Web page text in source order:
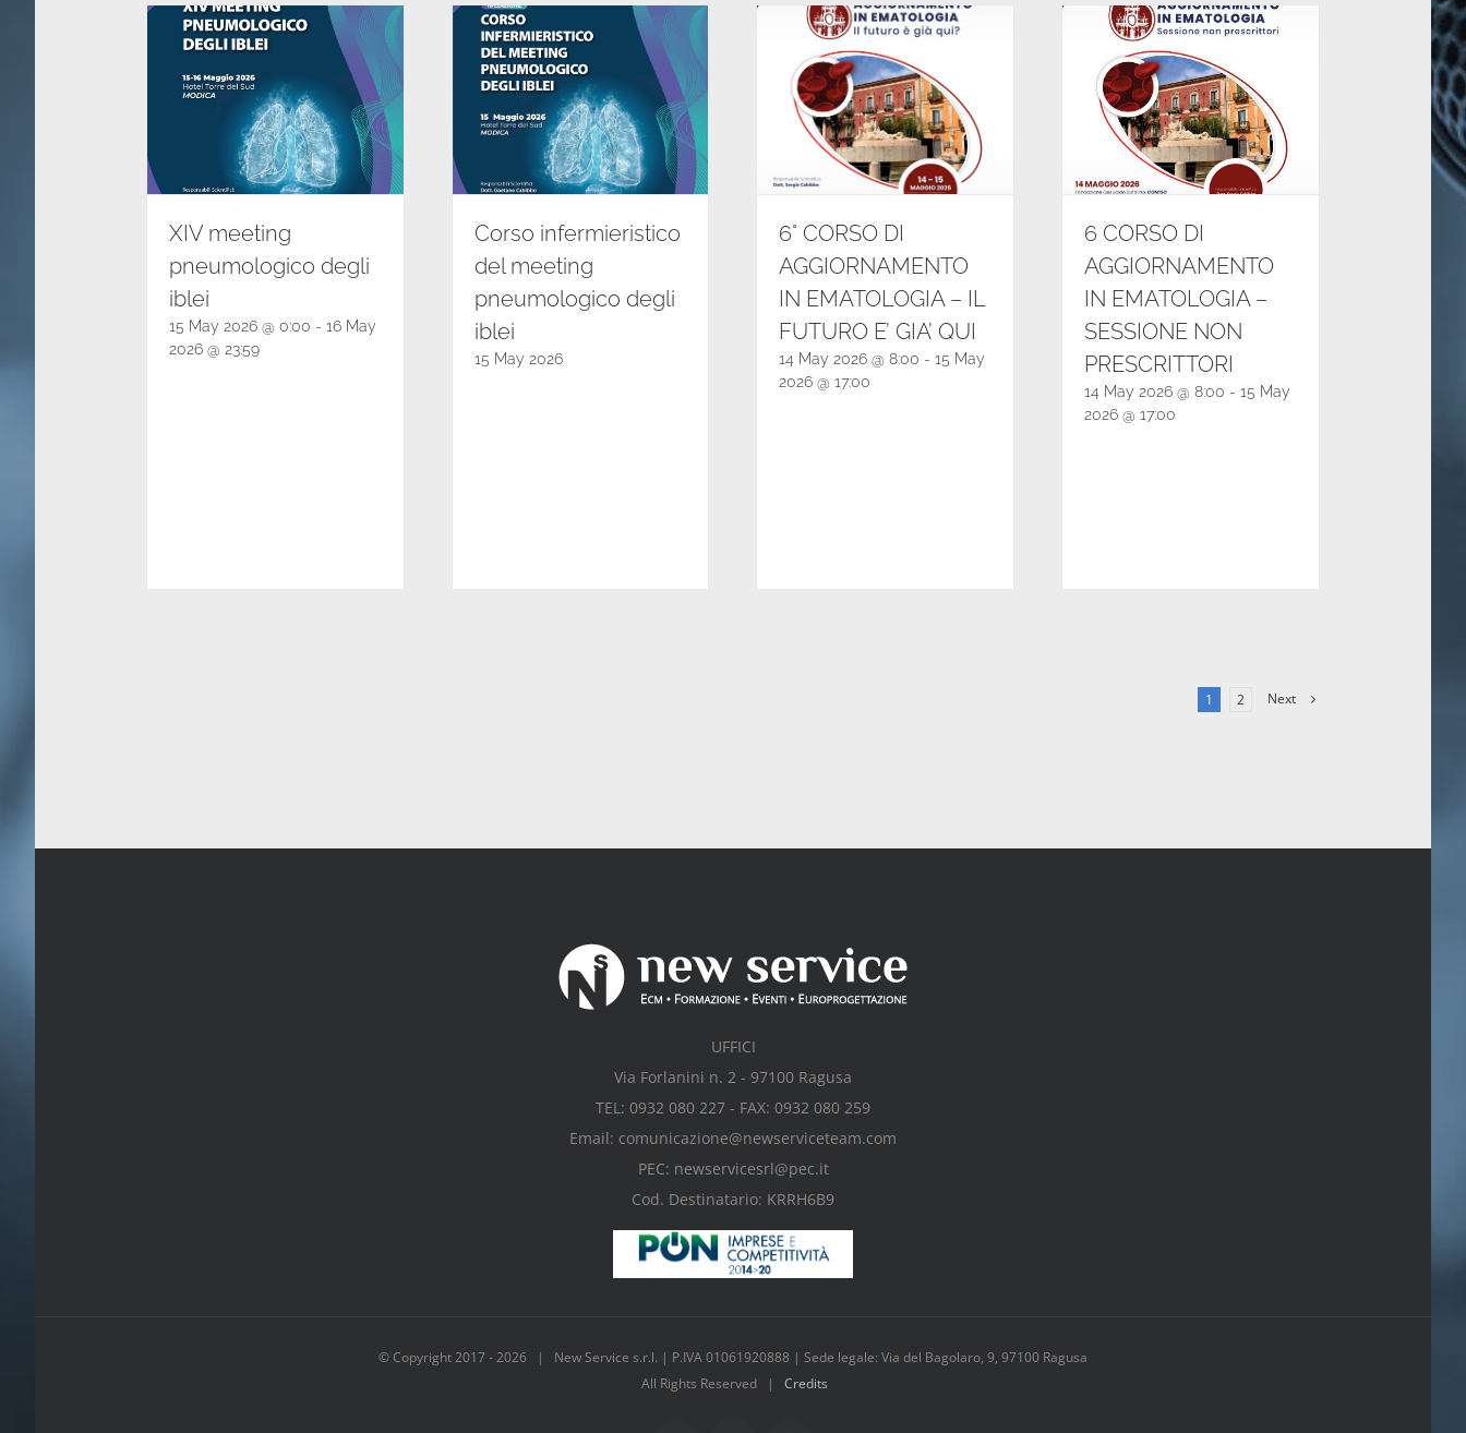
XIV meeting
pneumologico degli
iblei
15 May 2026 @ 0:00 -16 May
2026 @ 23:59
Corso infermieristico
del meeting
pneumologico degli
iblei
15 May 2026
6° CORSO DI
AGGIORNAMENTO
IN EMATOLOGIA – IL
FUTURO E’ GIA’ QUI
14 May 2026 @ 8:00 -15 May
2026 @ 17:00
6 CORSO DI
AGGIORNAMENTO
IN EMATOLOGIA –
SESSIONE NON
PRESCRITTORI
14 May 2026 @ 8:00 -15 May
2026 @ 17:00
1 2 Next
UFFICI
Via Forlanini n. 2 - 97100 Ragusa
TEL: 0932 080 227 - FAX: 0932 080 259
Email: comunicazione@newserviceteam.com
PEC: newservicesrl@pec.it
Cod. Destinatario: KRRH6B9
© Copyright 2017 -2026 | New Service s.r.l. | P.IVA 01061920888 | Sede legale: Via del Bagolaro, 9, 97100 Ragusa
All Rights Reserved | Credits